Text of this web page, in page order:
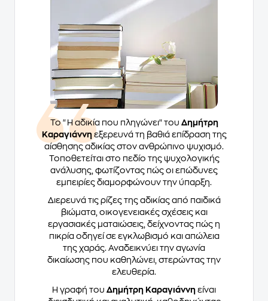
Το "Η αδικία που πληγώνει" του Δημήτρη
Καραγιάννηεξερευνά τη βαθιά επίδραση της
αίσθησης αδικίας στον ανθρώπινο ψυχισμό.
Τοποθετείται στο πεδίο της ψυχολογικής
ανάλυσης, φωτίζοντας πώς οι επώδυνες
εμπειρίες διαμορφώνουν την ύπαρξη.
Διερευνά τις ρίζες της αδικίας από παιδικά
βιώματα, οικογενειακές σχέσεις και
εργασιακές ματαιώσεις, δείχνοντας πώς η
πικρία οδηγεί σε εγκλωβισμό και απώλεια
της χαράς. Αναδεικνύει την αγωνία
δικαίωσης που καθηλώνει, στερώντας την
ελευθερία.
Η γραφή του Δημήτρη Καραγιάννη είναι